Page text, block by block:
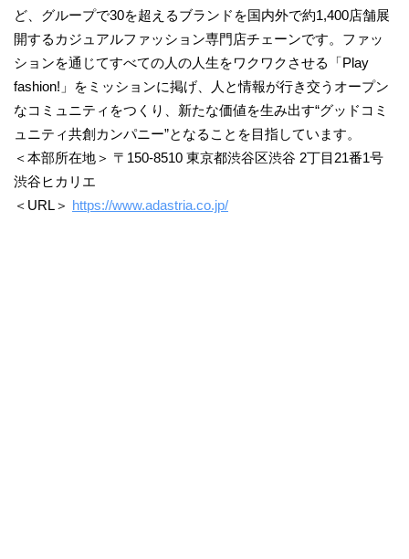
ど、グループで30を超えるブランドを国内外で約1,400店舗展
開するカジュアルファッション専門店チェーンです。ファッ
ションを通じてすべての人の人生をワクワクさせる「Play
fashion!」をミッションに掲げ、人と情報が行き交うオープン
なコミュニティをつくり、新たな価値を生み出す“グッドコミ
ュニティ共創カンパニー”となることを目指しています。
＜本部所在地＞ 〒150-8510 東京都渋谷区渋谷 2丁目21番1号
渋谷ヒカリエ
＜URL＞ https://www.adastria.co.jp/